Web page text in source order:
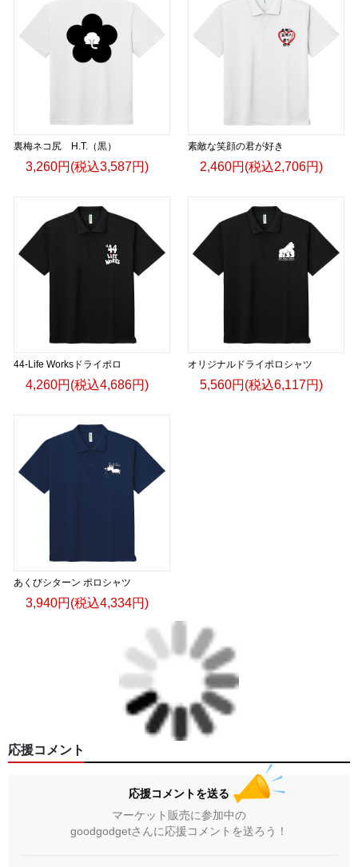
裏梅ネコ尻 H.T.（黒）
3,260円(税込3,587円)
素敵な笑顔の君が好き
2,460円(税込2,706円)
44-Life Worksドライポロ
4,260円(税込4,686円)
オリジナルドライポロシャツ
5,560円(税込6,117円)
あくびシターン ポロシャツ
3,940円(税込4,334円)
応援コメント
応援コメントを送る
マーケット販売に参加中の
goodgodgetさんに応援コメントを送ろう！